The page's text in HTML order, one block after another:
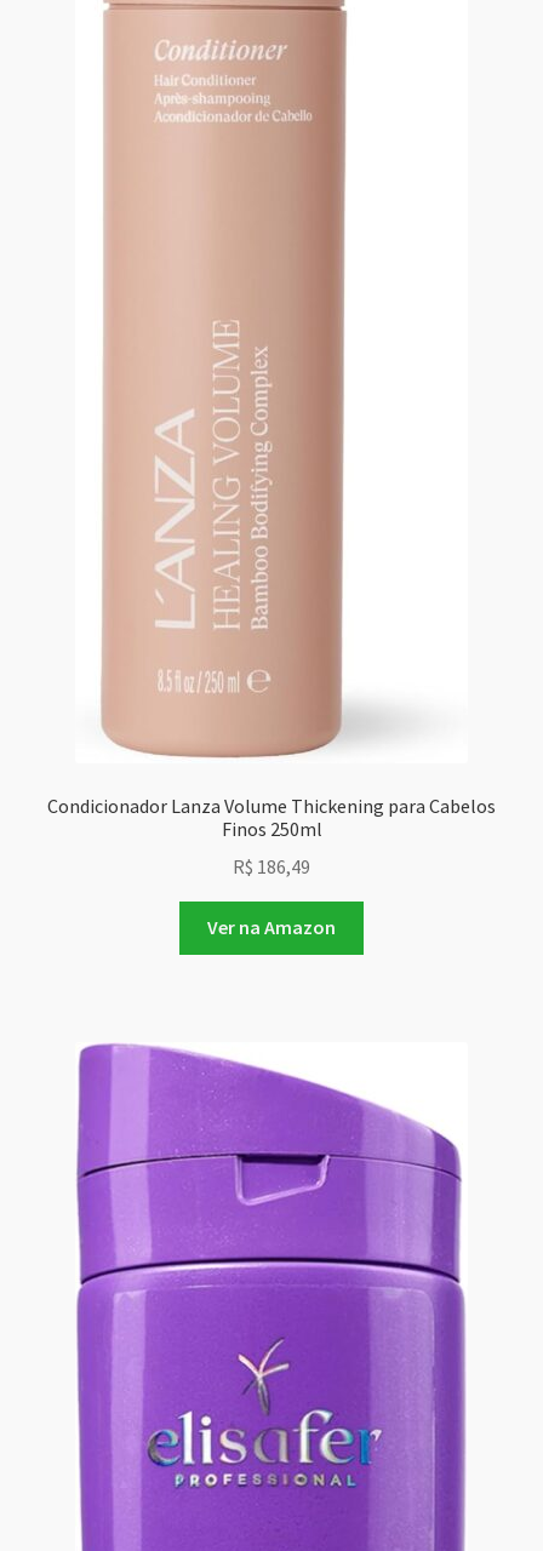
Condicionador Lanza Volume Thickening para Cabelos
Finos 250ml
R$ 186,49
Ver na Amazon